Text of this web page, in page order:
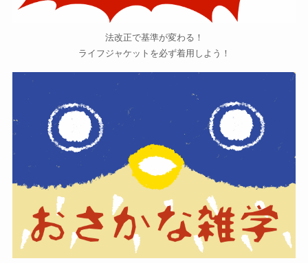
法改正で基準が変わる！
ライフジャケットを必ず着用しよう！